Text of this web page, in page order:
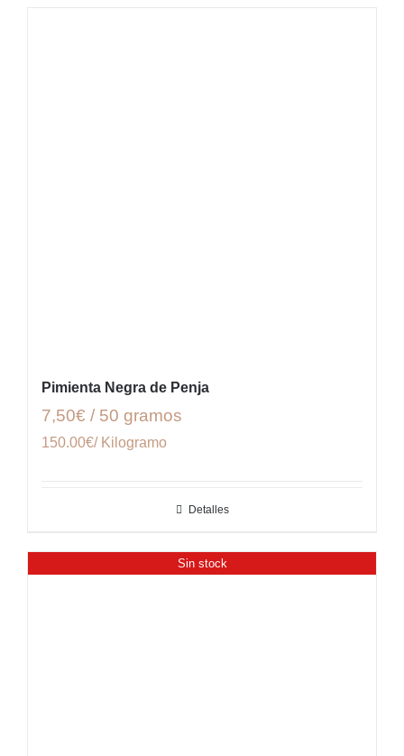
Pimienta Negra de Penja
7,50€ / 50 gramos
150.00€/ Kilogramo
Detalles
Sin stock